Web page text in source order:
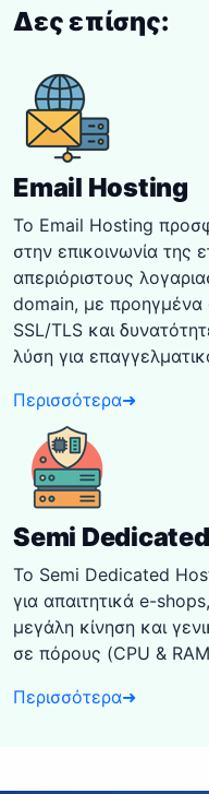
Δες επίσης:
Email Hosting
Το Email Hosting
στην επικοινωνία της
απεριόριστους
domain, με προηγμένα
SSL/TLS και
λύση για
Περισσότερα➜
Semi
Το Semi Dedicated
για απαιτητικά e-
μεγάλη κίνηση και
σε πόρους (CPU &
Περισσότερα➜